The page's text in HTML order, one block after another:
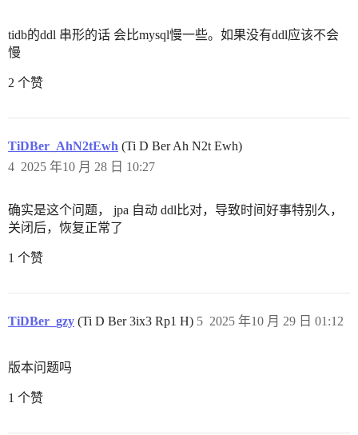
tidb的ddl 串形的话 会比mysql慢一些。如果没有ddl应该不会
慢
2 个赞
TiDBer_AhN2tEwh (Ti D Ber Ah N2t Ewh)
2025 年10 月 28 日 10:27
4
确实是这个问题， jpa 自动 ddl比对，导致时间好事特别久，
关闭后，恢复正常了
1 个赞
TiDBer_gzy (Ti D Ber 3ix3 Rp1 H) 2025 年10 月 29 日 01:12
5
版本问题吗
1 个赞